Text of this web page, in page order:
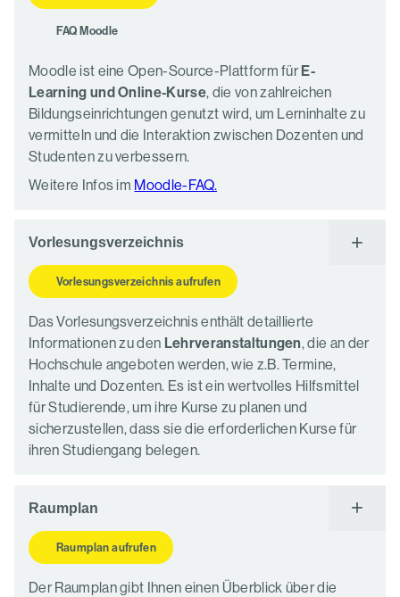
FAQ Moodle
Moodle ist eine Open-Source-Plattform fürE-
Learning und Online-Kurse, die von zahlreichen
Bildungseinrichtungen genutzt wird, um Lerninhalte zu
vermitteln und die Interaktion zwischen Dozenten und
Studenten zu verbessern.
Weitere Infos im Moodle-FAQ.
Vorlesungsverzeichnis
Vorlesungsverzeichnis aufrufen
Das Vorlesungsverzeichnis enthält detaillierte
Informationen zu den Lehrveranstaltungen, die an der
Hochschule angeboten werden, wie z.B. Termine,
Inhalte und Dozenten. Es ist ein wertvolles Hilfsmittel
für Studierende, um ihre Kurse zu planen und
sicherzustellen, dass sie die erforderlichen Kurse für
ihren Studiengang belegen.
Raumplan
Raumplan aufrufen
Der Raumplan gibt Ihnen einen Überblick über die